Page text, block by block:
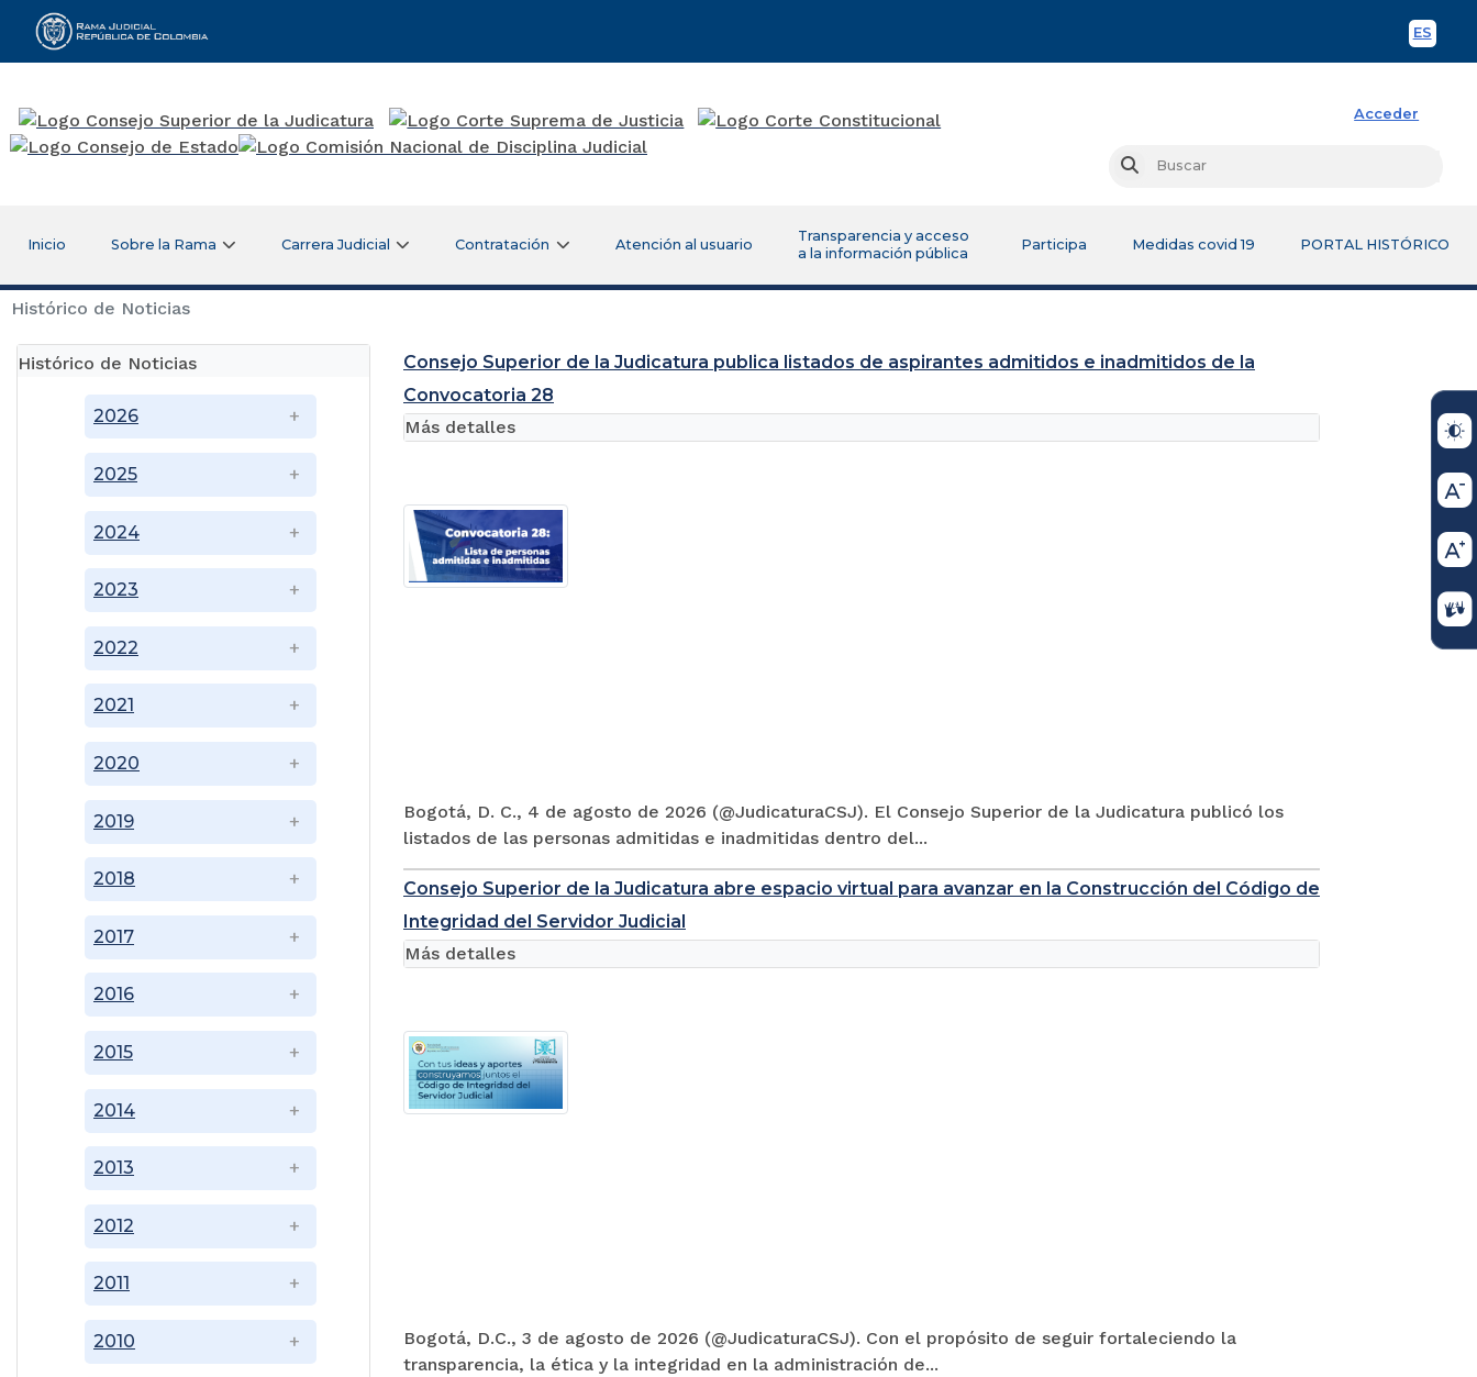
ES
Rama Judicial
Acceder
Buscar
Inicio Sobre la Rama Carrera Judicial Contratación Atención al usuario
Transparencia y acceso
a la información pública
Participa Medidas covid 19 PORTAL HISTÓRICO
Histórico de Noticias
Histórico de Noticias
2010
2011
2012
2013
2014
2015
2016
2017
2018
2019
2020
2021
2022
2023
2024
2025
2026
Consejo Superior de la Judicatura publica listados de aspirantes admitidos e inadmitidos de la
Convocatoria 28
Bogotá, D. C., 4 de agosto de 2026 (@JudicaturaCSJ). El Consejo Superior de la Judicatura publicó los
listados de las personas admitidas e inadmitidas dentro del...
Más detalles
Consejo Superior de la Judicatura abre espacio virtual para avanzar en la Construcción del Código de
Integridad del Servidor Judicial
Bogotá, D.C., 3 de agosto de 2026 (@JudicaturaCSJ). Con el propósito de seguir fortaleciendo la
transparencia, la ética y la integridad en la administración de...
Más detalles